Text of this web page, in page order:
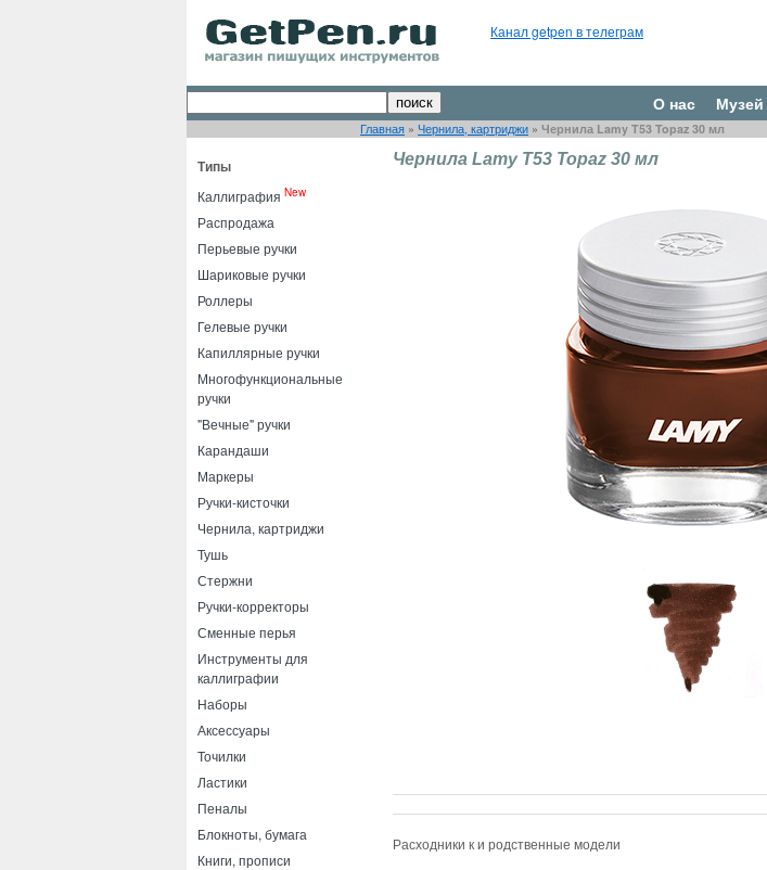
Канал getpen в телеграм
О нас Музей
Главная » Чернила, картриджи » Чернила Lamy T53 Topaz 30 мл
Типы
Каллиграфия New
Распродажа
Перьевые ручки
Шариковые ручки
Роллеры
Гелевые ручки
Капиллярные ручки
Многофункциональные
ручки
"Вечные" ручки
Карандаши
Маркеры
Ручки-кисточки
Чернила, картриджи
Тушь
Стержни
Ручки-корректоры
Сменные перья
Инструменты для
каллиграфии
Наборы
Аксессуары
Точилки
Ластики
Пеналы
Блокноты, бумага
Книги, прописи
Чернила Lamy T53 Topaz 30 мл
Расходники к и родственные модели